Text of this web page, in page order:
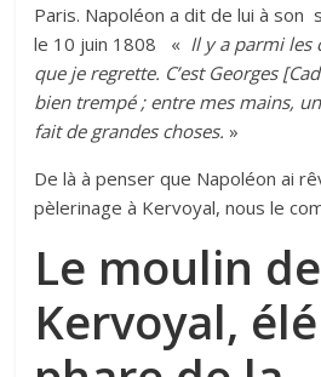
Paris. Napoléon a dit de lui à son
le 10 juin 1808 « Il y a parmi les
que je regrette. C’est Georges
bien trempé ; entre mes mains,
fait de grandes choses. »
De là à penser que Napoléon ai
pèlerinage à Kervoyal, nous le
Le moulin de
Kervoyal,